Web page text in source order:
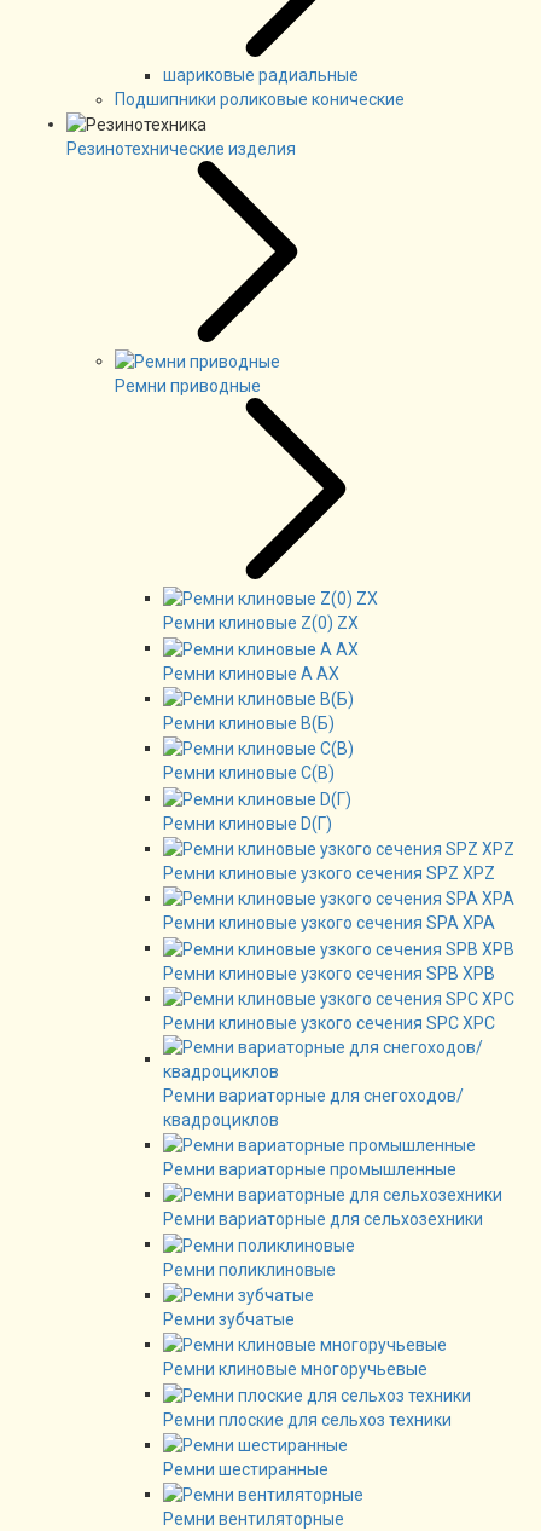
шариковые радиальные
Подшипники роликовые конические
Резинотехнические изделия
Ремни приводные
Ремни клиновые Z(0) ZX
Ремни клиновые А AX
Ремни клиновые В(Б)
Ремни клиновые C(B)
Ремни клиновые D(Г)
Ремни клиновые узкого сечения SPZ XPZ
Ремни клиновые узкого сечения SPA XPA
Ремни клиновые узкого сечения SPB XPB
Ремни клиновые узкого сечения SPC XPC
Ремни вариаторные для снегоходов/
квадроциклов
Ремни вариаторные промышленные
Ремни вариаторные для сельхозехники
Ремни поликлиновые
Ремни зубчатые
Ремни клиновые многоручьевые
Ремни плоские для сельхоз техники
Ремни шестиранные
Ремни вентиляторные